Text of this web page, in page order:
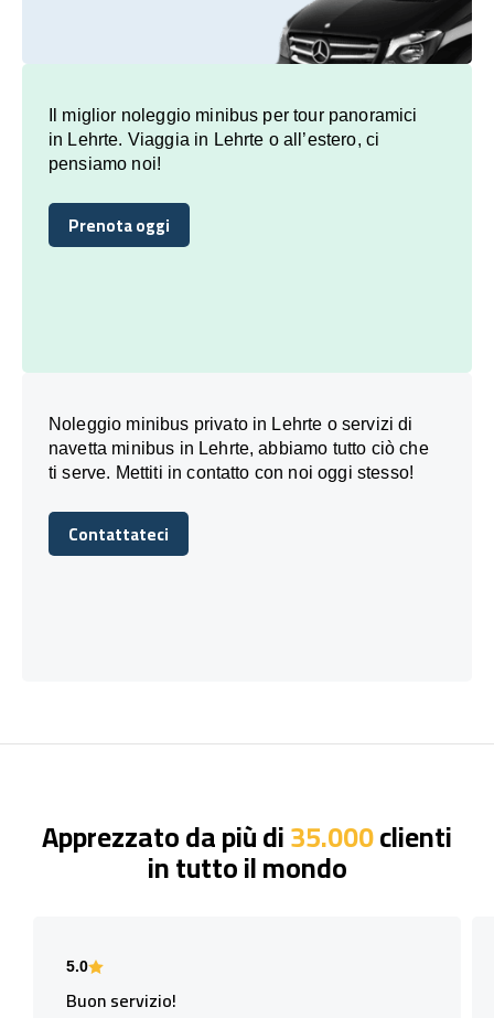
Il miglior noleggio minibus per tour panoramici
in Lehrte. Viaggia in Lehrte o all’estero, ci
pensiamo noi!
Prenota oggi
Prenota oggi
Noleggio minibus privato in Lehrte o servizi di
navetta minibus in Lehrte, abbiamo tutto ciò che
ti serve. Mettiti in contatto con noi oggi stesso!
Contattateci
Contattateci
Apprezzato da più di35.000clienti
in tutto il mondo
5.0
Buon servizio!